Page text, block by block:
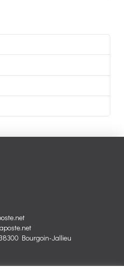
Bourgoin-Jallieu